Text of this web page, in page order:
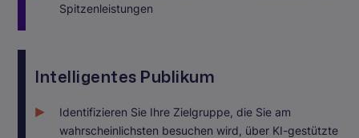
Spitzenleistungen
Intelligentes Publikum
Identifizieren Sie Ihre Zielgruppe, die Sie am
wahrscheinlichsten besuchen wird, über KI-gestützte